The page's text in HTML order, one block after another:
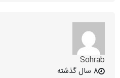
Sohrab
8 سال گذشته